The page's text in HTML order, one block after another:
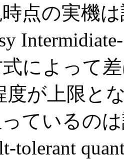
点の実機
によって
度が上限と
ているの
tolerant